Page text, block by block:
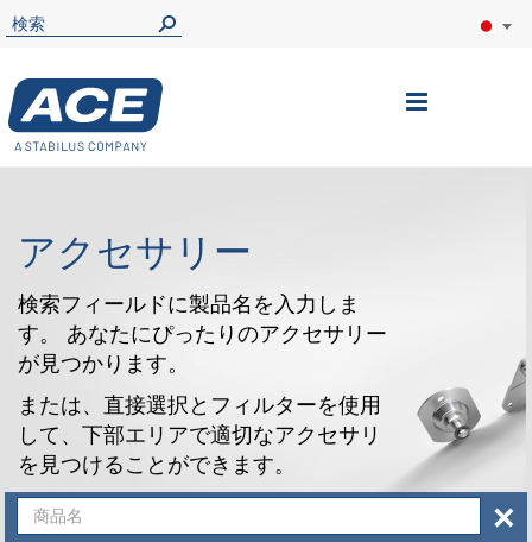
ナ
アクセサリー
検索フィールドに製品名を入力しま
す。 あなたにぴったりのアクセサリー
が見つかります。
または、直接選択とフィルターを使用
して、下部エリアで適切なアクセサリ
を見つけることができます。
×